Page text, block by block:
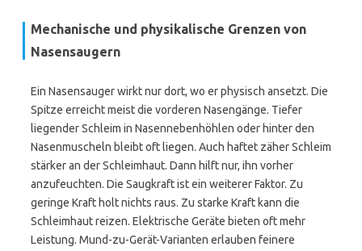
Mechanische und physikalische Grenzen von
Nasensaugern
Ein Nasensauger wirkt nur dort, wo er physisch ansetzt. Die
Spitze erreicht meist die vorderen Nasengänge. Tiefer
liegender Schleim in Nasennebenhöhlen oder hinter den
Nasenmuscheln bleibt oft liegen. Auch haftet zäher Schleim
stärker an der Schleimhaut. Dann hilft nur, ihn vorher
anzufeuchten. Die Saugkraft ist ein weiterer Faktor. Zu
geringe Kraft holt nichts raus. Zu starke Kraft kann die
Schleimhaut reizen. Elektrische Geräte bieten oft mehr
Leistung. Mund-zu-Gerät-Varianten erlauben feinere